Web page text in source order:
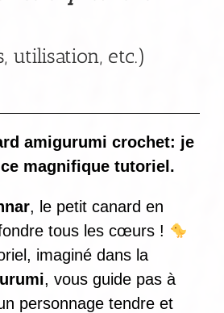
utilisation, etc.)
amigurumi crochet: je
magnifique tutoriel.
, le petit canard en
tous les cœurs !
imaginé dans la
, vous guide pas à
personnage tendre et